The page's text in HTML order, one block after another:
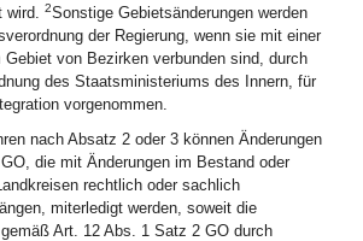
wird. 2Sonstige Gebietsänderungen werden
der Regierung, wenn sie mit einer
Gebiet von Bezirken verbunden sind, durch
des Staatsministeriums des Innern, für
vorgenommen.
nach Absatz 2 oder 3 können Änderungen
die mit Änderungen im Bestand oder
rechtlich oder sachlich
miterledigt werden, soweit die
Art. 12 Abs. 1 Satz 2 GO durch